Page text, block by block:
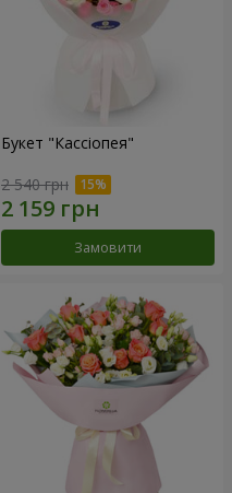
Букет "Кассіопея"
2 540 грн
Замовити